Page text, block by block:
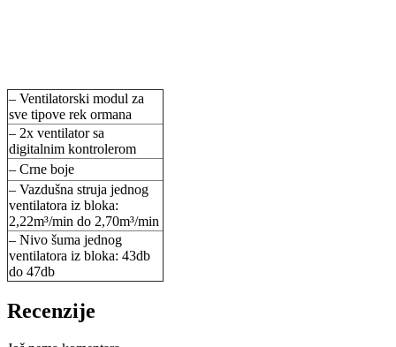
– Ventilatorski modul za
sve tipove rek ormana
– 2x ventilator sa
digitalnim kontrolerom
– Crne boje
– Vazdušna struja jednog
ventilatora iz bloka:
2,22m³/min do 2,70m³/min
– Nivo šuma jednog
ventilatora iz bloka: 43db
do 47db
Recenzije